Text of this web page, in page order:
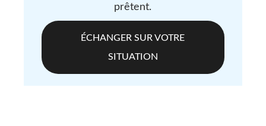
prêtent.
ÉCHANGER SUR VOTRE
SITUATION